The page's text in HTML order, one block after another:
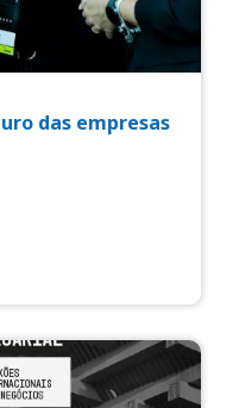
das empresas